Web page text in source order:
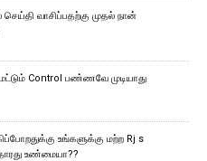
வாசிப்பதற்கு முதல் நான்
Control பண்ணவே முடியாது
உங்களுக்கு மற்ற Rj s
உண்மையா??